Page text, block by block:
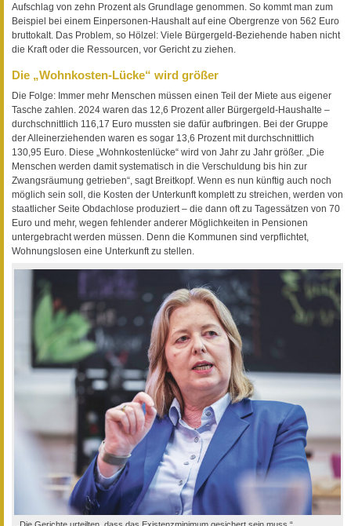
Aufschlag von zehn Prozent als Grundlage genommen. So kommt man zum
Beispiel bei einem Einpersonen-Haushalt auf eine Obergrenze von 562 Euro
bruttokalt. Das Problem, so Hölzel: Viele Bürgergeld-Beziehende haben nicht
die Kraft oder die Ressourcen, vor Gericht zu ziehen.
Die „Wohnkosten-Lücke“ wird größer
Die Folge: Immer mehr Menschen müssen einen Teil der Miete aus eigener
Tasche zahlen. 2024 waren das 12,6 Prozent aller Bürgergeld-Haushalte –
durchschnittlich 116,17 Euro mussten sie dafür aufbringen. Bei der Gruppe
der Alleinerziehenden waren es sogar 13,6 Prozent mit durchschnittlich
130,95 Euro. Diese „Wohnkostenlücke“ wird von Jahr zu Jahr größer. „Die
Menschen werden damit systematisch in die Verschuldung bis hin zur
Zwangsräumung getrieben“, sagt Breitkopf. Wenn es nun künftig auch noch
möglich sein soll, die Kosten der Unterkunft komplett zu streichen, werden von
staatlicher Seite Obdachlose produziert – die dann oft zu Tagessätzen von 70
Euro und mehr, wegen fehlender anderer Möglichkeiten in Pensionen
untergebracht werden müssen. Denn die Kommunen sind verpflichtet,
Wohnungslosen eine Unterkunft zu stellen.